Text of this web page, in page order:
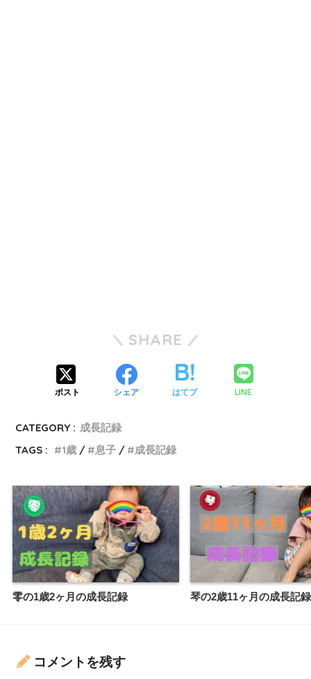
SHARE
ポスト シェア はてブ LINE
CATEGORY : 成長記録
TAGS :
1歳 息子 成長記録
零の1歳2ヶ月の成長記録 琴の2歳11ヶ月の成長記録
コメントを残す